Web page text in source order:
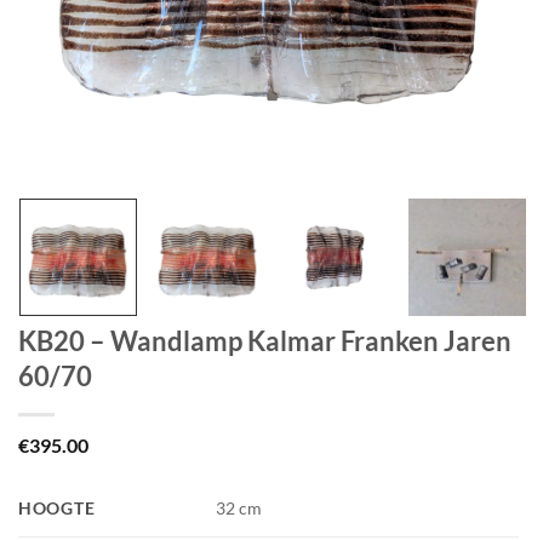
KB20 – Wandlamp Kalmar Franken Jaren
60/70
€395.00
HOOGTE 32 cm